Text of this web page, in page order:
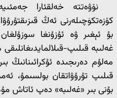
نۆۋەتتە خەلقئارا
كۆزەتكۈچىلەرنى ئەڭ
بۇ ئېغىر ۋە ئۇزۇنغا
غەلىبە قىلىپ-
مەلۇم دەرىجىدە ئۇكرائىنانىڭ
قىلىپ تۇرۇۋاتقان بولسىمۇ،
بۇنى بىر «غەلىبە» دەپ ئاتاش